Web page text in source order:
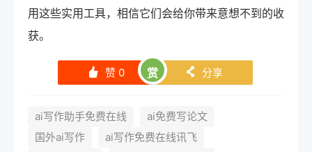
用这些实用工具，相信它们会给你带来意想不到的收
获。
󰄼 赞 0 赏 󰄯 分享
ai写作助手免费在线
ai免费写论文
国外ai写作
ai写作免费在线讯飞